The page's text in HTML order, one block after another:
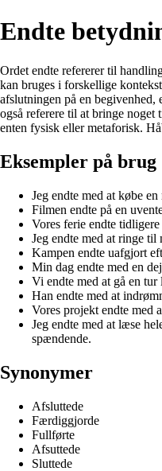
Endte
Ordet endte refererer til
kan bruges i forskellige
afslutningen på en begivenhed,
også referere til at bringe noget
enten fysisk eller metaforisk.
Eksempler på brug
Jeg endte med at købe
Filmen endte på en
Vores ferie endte
Jeg endte med at ringe
Kampen endte uafgjort
Min dag endte med en
Vi endte med at gå en tur
Han endte med at
Vores projekt endte med
Jeg endte med at læse
spændende.
Synonymer
Afsluttede
Færdiggjorde
Fullførte
Afsuttede
Sluttede